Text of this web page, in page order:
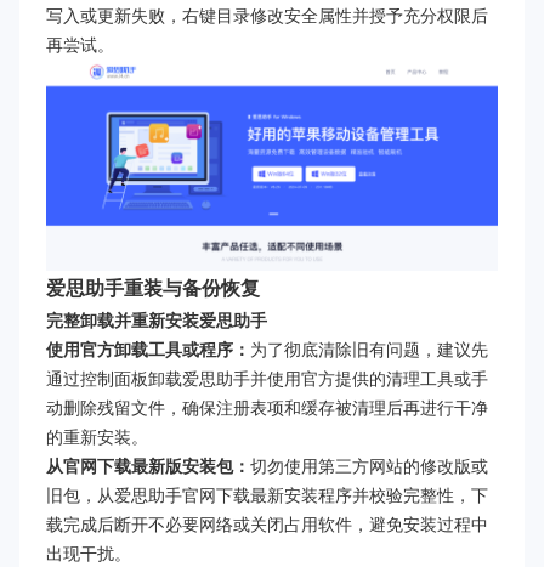
写入或更新失败，右键目录修改安全属性并授予充分权限后
再尝试。
爱思助手重装与备份恢复
完整卸载并重新安装爱思助手
使用官方卸载工具或程序： 为了彻底清除旧有问题，建议先
通过控制面板卸载爱思助手并使用官方提供的清理工具或手
动删除残留文件，确保注册表项和缓存被清理后再进行干净
的重新安装。
从官网下载最新版安装包： 切勿使用第三方网站的修改版或
旧包，从爱思助手官网下载最新安装程序并校验完整性，下
载完成后断开不必要网络或关闭占用软件，避免安装过程中
出现干扰。